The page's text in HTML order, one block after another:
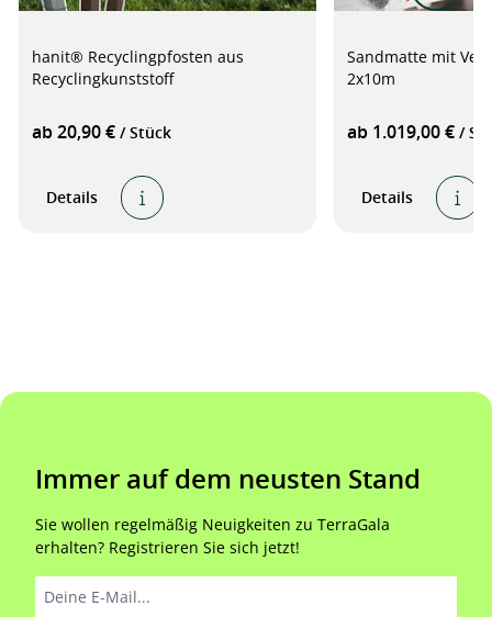
hanit® Recyclingpfosten aus
Recyclingkunststoff
ab 20,90 € / Stück
Details
Sandmatte mit
2x10m
ab 1.019,00 € /
Details
Immer auf dem neusten Stand
Sie wollen regelmäßig Neuigkeiten zu TerraGala
erhalten? Registrieren Sie sich jetzt!